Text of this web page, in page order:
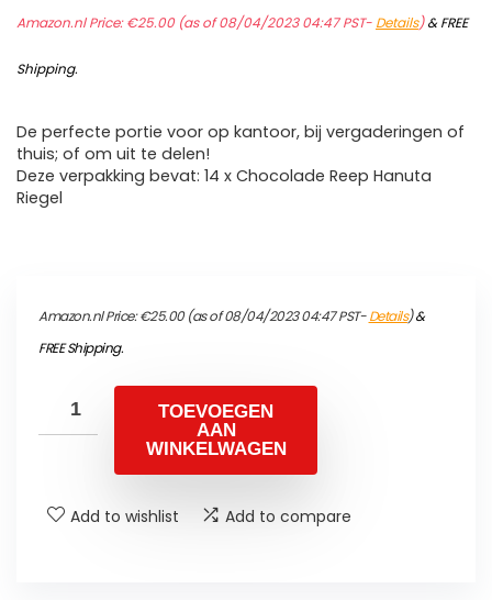
Amazon.nl Price:€25.00(as of 08/04/2023 04:47 PST- Details)&FREE
Shipping.
De perfecte portie voor op kantoor, bij vergaderingen of
thuis; of om uit te delen!
Deze verpakking bevat: 14 x Chocolade Reep Hanuta
Riegel
Amazon.nl Price:€25.00(as of 08/04/2023 04:47 PST-Details)&
FREE Shipping.
TOEVOEGEN
AAN
WINKELWAGEN
Add to wishlist Add to compare